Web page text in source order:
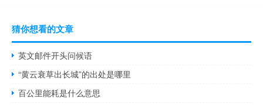
猜你想看的文章
英文邮件开头问候语
“黄云衰草出长城”的出处是哪里
百公里能耗是什么意思